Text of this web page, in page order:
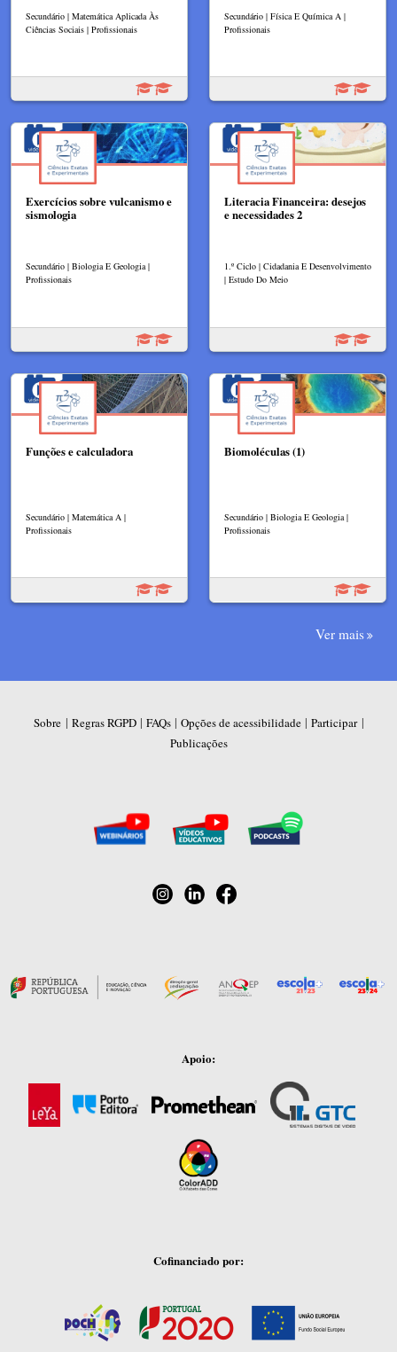
Secundário | Matemática Aplicada Às
Ciências Sociais | Profissionais
Secundário | Física E Química A |
Profissionais
Exercícios sobre vulcanismo e
sismologia
Secundário | Biologia E Geologia |
Profissionais
Literacia Financeira: desejos
e necessidades 2
1.º Ciclo | Cidadania E Desenvolvimento
| Estudo Do Meio
Funções e calculadora
Secundário | Matemática A |
Profissionais
Biomoléculas (1)
Secundário | Biologia E Geologia |
Profissionais
Ver mais
Sobre | Regras RGPD| FAQs| Opções de acessibilidade| Participar|
Publicações
Apoio:
Cofinanciado por: